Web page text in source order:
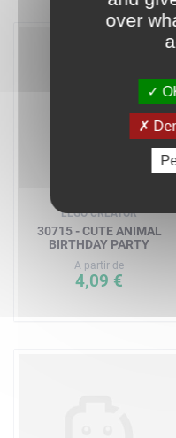
LEGO CREATOR
30715 - CUTE ANIMAL
BIRTHDAY PARTY
A partir de
4,09 €
over